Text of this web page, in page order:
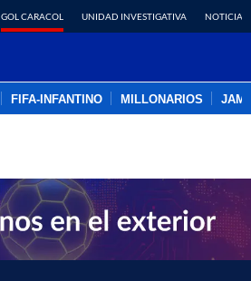
GOL CARACOL UNIDAD INVESTIGATIVA NOTICIAS
FIFA-INFANTINO MILLONARIOS